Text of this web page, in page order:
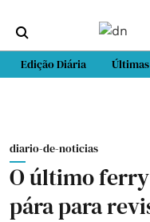
Edição Diária Últimas
diario-de-noticias
O último
pára para